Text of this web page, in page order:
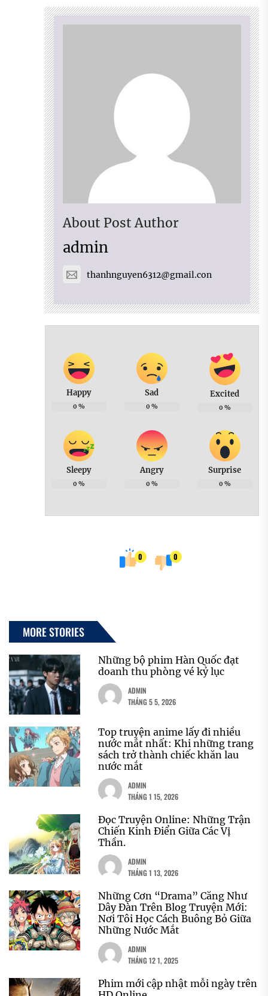
About Post Author
admin
thanhnguyen6312@gmail.con
Happy
0 %
Sad
0 %
Excited
0 %
Sleepy
0 %
Angry
0 %
Surprise
0 %
0 0
MORE STORIES
Những bộ phim Hàn Quốc đạt
doanh thu phòng vé kỷ lục
ADMIN
THÁNG 5 5, 2026
Top truyện anime lấy đi nhiều
nước mắt nhất: Khi những trang
sách trở thành chiếc khăn lau
nước mắt
ADMIN
THÁNG 1 15, 2026
Đọc Truyện Online: Những Trận
Chiến Kinh Điển Giữa Các Vị
Thần.
ADMIN
THÁNG 1 13, 2026
Những Cơn “Drama” Căng Như
Dây Đàn Trên Blog Truyện Mới:
Nơi Tôi Học Cách Buông Bỏ Giữa
Những Nước Mắt
ADMIN
THÁNG 12 1, 2025
Phim mới cập nhật mỗi ngày trên